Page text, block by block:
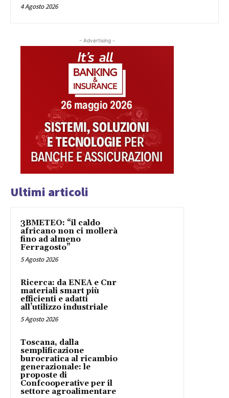
4 Agosto 2026
- Advertising -
Ultimi articoli
3BMETEO: “il caldo
africano non ci mollerà
fino ad almeno
Ferragosto”
5 Agosto 2026
Ricerca: da ENEA e Cnr
materiali smart più
efficienti e adatti
all’utilizzo industriale
5 Agosto 2026
Toscana, dalla
semplificazione
burocratica al ricambio
generazionale: le
proposte di
Confcooperative per il
settore agroalimentare